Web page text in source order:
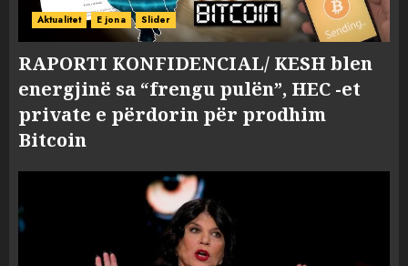
Aktualitet E jona Slider
RAPORTI KONFIDENCIAL/ KESH blen
energjinë sa “frengu pulën”, HEC -et
private e përdorin për prodhim
Bitcoin